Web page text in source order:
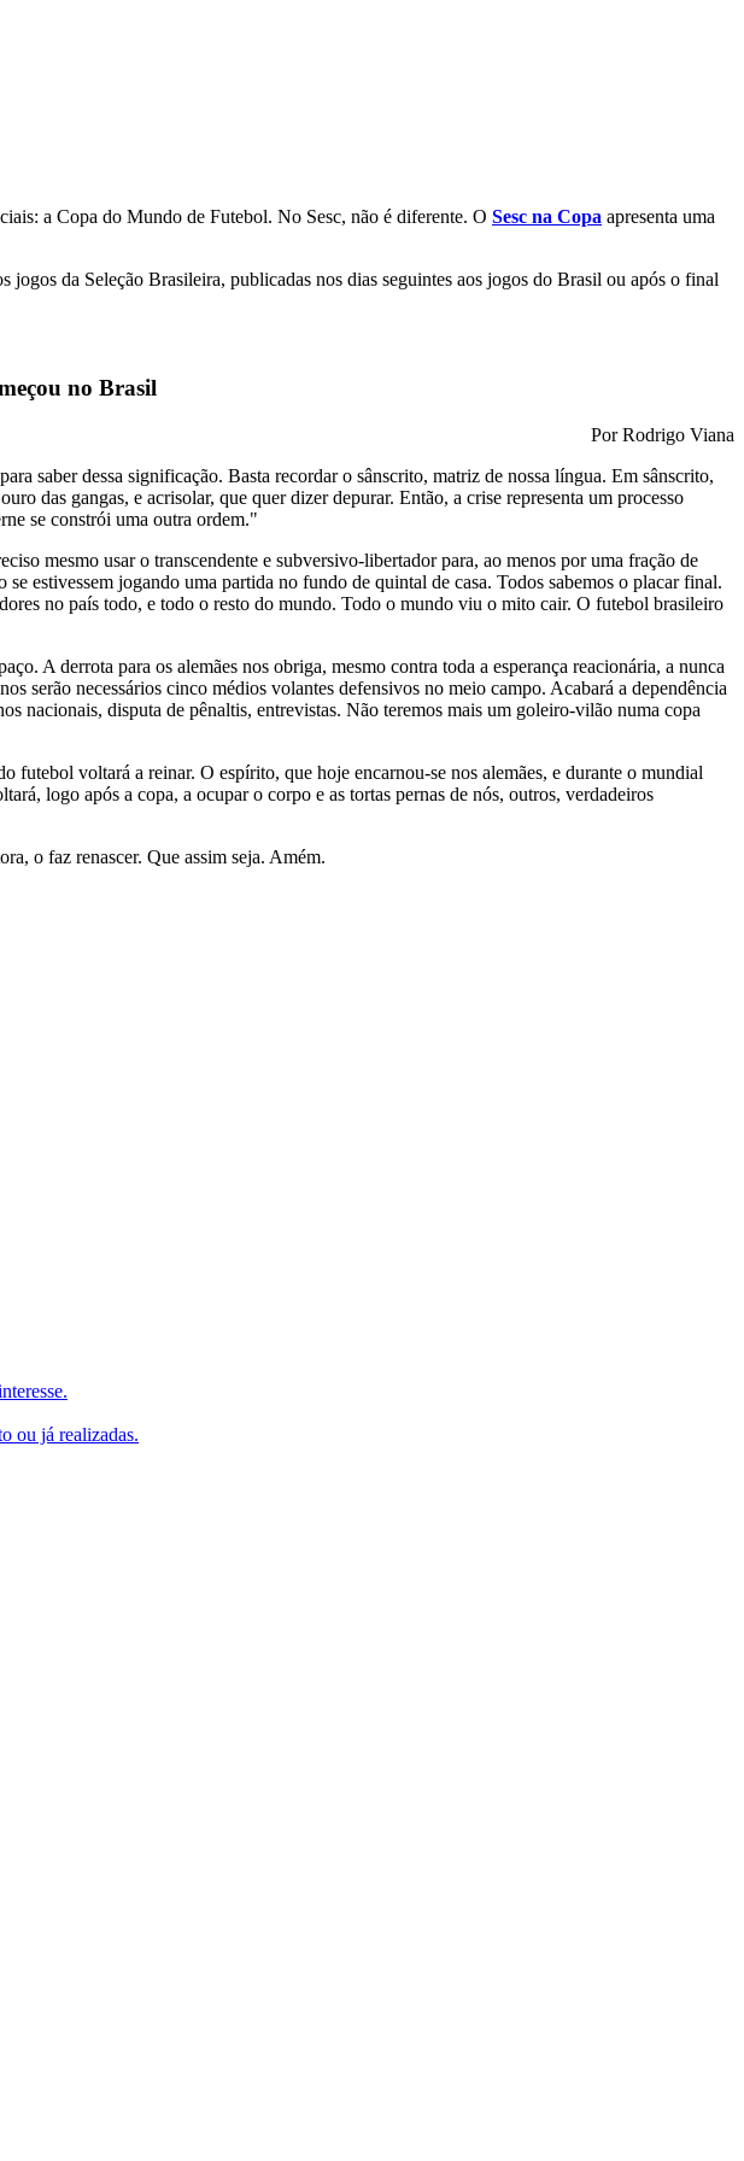
a Copa do Mundo de Futebol. No Sesc, não é diferente. O Sesc na Copa apresenta uma
jogos da Seleção Brasileira, publicadas nos dias seguintes aos jogos do Brasil ou após o final
no Brasil
Por Rodrigo Viana
saber dessa significação. Basta recordar o sânscrito, matriz de nossa língua. Em sânscrito,
das gangas, e acrisolar, que quer dizer depurar. Então, a crise representa um processo
se constrói uma outra ordem."
mesmo usar o transcendente e subversivo-libertador para, ao menos por uma fração de
estivessem jogando uma partida no fundo de quintal de casa. Todos sabemos o placar final.
no país todo, e todo o resto do mundo. Todo o mundo viu o mito cair. O futebol brasileiro
A derrota para os alemães nos obriga, mesmo contra toda a esperança reacionária, a nunca
serão necessários cinco médios volantes defensivos no meio campo. Acabará a dependência
nacionais, disputa de pênaltis, entrevistas. Não teremos mais um goleiro-vilão numa copa
voltará a reinar. O espírito, que hoje encarnou-se nos alemães, e durante o mundial
logo após a copa, a ocupar o corpo e as tortas pernas de nós, outros, verdadeiros
o faz renascer. Que assim seja. Amém.
ou já realizadas.